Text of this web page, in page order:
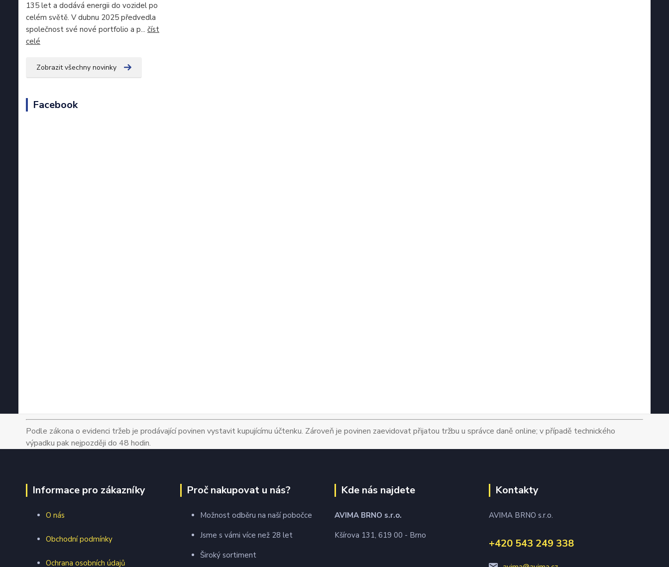
135 let a dodává energii do vozidel po
celém světě. V dubnu 2025 předvedla
společnost své nové portfolio a p... číst
celé
Zobrazit všechny novinky
Facebook
Podle zákona o evidenci tržeb je prodávající povinen vystavit kupujícímu účtenku. Zároveň je povinen zaevidovat přijatou tržbu u správce daně online; v případě technického
výpadku pak nejpozději do 48 hodin.
Informace pro zákazníky
O nás
Obchodní podmínky
Ochrana osobních údajů
Proč nakupovat u nás?
Možnost odběru na naší pobočce
Jsme s vámi více než 28 let
Široký sortiment
Kde nás najdete
AVIMA BRNO s.r.o.
Kšírova 131, 619 00 - Brno
Kontakty
AVIMA BRNO s.r.o.
+420 543 249 338